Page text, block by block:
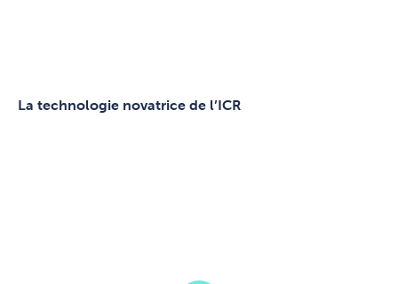
La technologie novatrice de l’ICR